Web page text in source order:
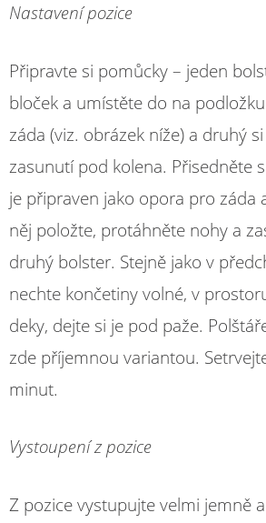
Nastavení pozice
Připravte si pomůcky – jeden
bloček a umístěte do na
záda (viz. obrázek níže) a druhý
zasunutí pod kolena. Přisedněte
je připraven jako opora pro záda
něj položte, protáhněte nohy a
druhý bolster. Stejně jako v
nechte končetiny volné, v
deky, dejte si je pod paže.
zde příjemnou variantou.
minut.
Vystoupení z pozice
Z pozice vystupujte velmi jemně